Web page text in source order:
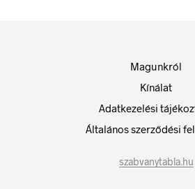
Magunkról
Kínálat
Adatkezelési
Általános szerződési
szabvanytabla.hu